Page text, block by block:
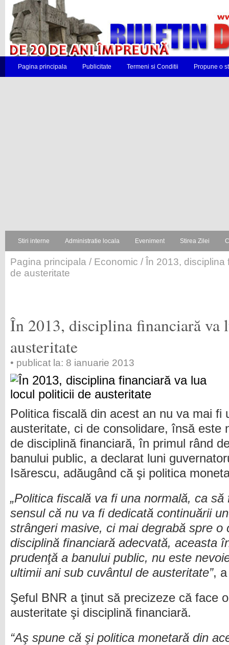
Pagina principala Publicitate Termeni si Conditii Propune o
Stiri interne Administratie locala Eveniment Stirea Zilei
Pagina principala / Economic / În 2013, disciplina
de austeritate
În 2013, disciplina financiară
austeritate
• publicat la: 8 ianuarie 2013
Politica fiscală din acest an nu va mai fi
austeritate, ci de consolidare, însă este
de disciplină financiară, în primul rând
banului public, a declarat luni
Isărescu, adăugând că şi politica
„Politica fiscală va fi una normală, ca
sensul că nu va fi dedicată continuării
strângeri masive, ci mai degrabă spre o
disciplină financiară adecvată, aceasta
prudenţă a banului public, nu este
ultimii ani sub cuvântul de austeritate”,
Şeful BNR a ţinut să precizeze că face
austeritate şi disciplină financiară.
“Aş spune că şi politica monetară din